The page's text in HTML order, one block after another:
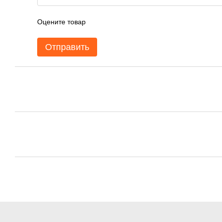
Оцените товар
Отправить